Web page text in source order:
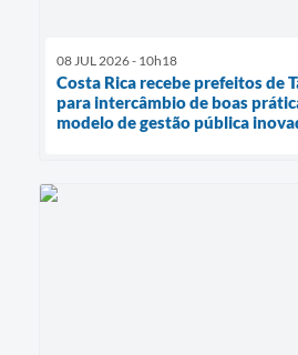
08 JUL 2026 - 10h18
Costa Rica recebe prefeitos de
para intercâmbio de boas
modelo de gestão pública